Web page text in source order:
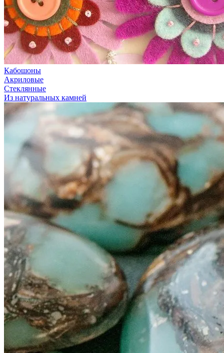
Кабошоны
Акриловые
Стеклянные
Из натуральных камней